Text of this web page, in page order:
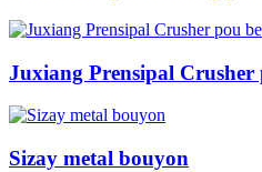
Juxiang Prensipal Crusher
Sizay metal bouyon